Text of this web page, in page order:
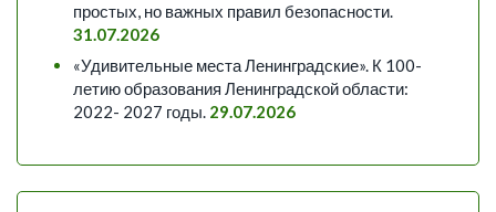
простых, но важных правил безопасности.
31.07.2026
«Удивительные места Ленинградские». К 100-
летию образования Ленинградской области:
2022- 2027 годы. 29.07.2026